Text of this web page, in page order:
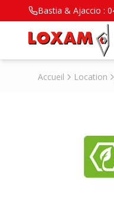
Bastia & Ajaccio :
Accueil Location